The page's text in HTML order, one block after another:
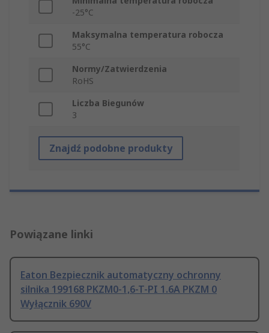
-25°C
Maksymalna temperatura robocza
55°C
Normy/Zatwierdzenia
RoHS
Liczba Biegunów
3
Znajdź podobne produkty
Powiązane linki
Eaton Bezpiecznik automatyczny ochronny
silnika 199168 PKZM0-1,6-T-PI 1.6A PKZM 0
Wyłącznik 690V